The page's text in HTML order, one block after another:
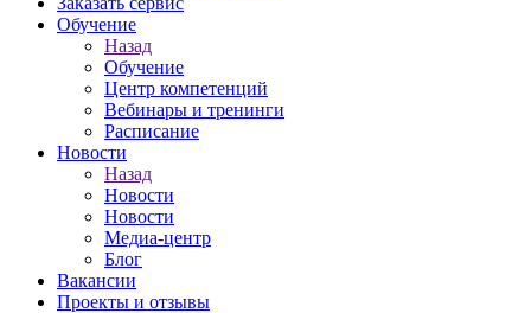
Обучение
Назад
Обучение
Центр компетенций
Вебинары и тренинги
Расписание
Новости
Назад
Новости
Новости
Медиа-центр
Блог
Вакансии
Проекты и отзывы